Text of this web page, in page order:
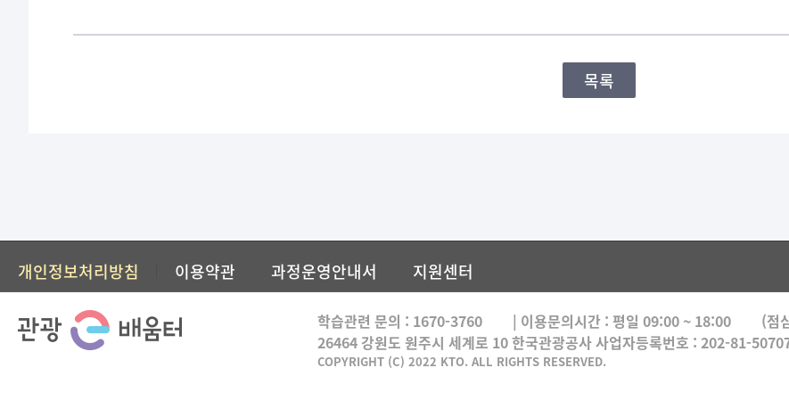
목록
개인정보처리방침 이용약관 과정운영안내서 지원센터
학습관련 문의 : 1670-3760 | 이용문의시간 : 평일 09:00 ~ 18:00
(점
26464 강원도 원주시 세계로 10 한국관광공사 사업자등록번호 : 202-81-
COPYRIGHT (C) 2022 KTO. ALL RIGHTS RESERVED.